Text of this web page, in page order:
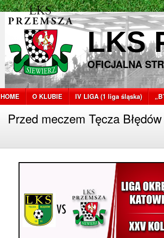
LKS
OFICJALNA
HOME O KLUBIE IV LIGA (1 liga śląska)
Przed meczem Tęcza